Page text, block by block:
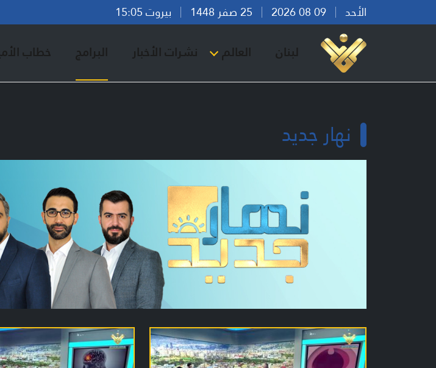
الأحد بيروت 15:05
لبنان العالم نشرات الأخبار البرامج خطاب
نهار جديد